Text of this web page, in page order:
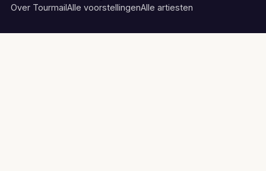
Over TourmailAlle voorstellingenAlle artiesten